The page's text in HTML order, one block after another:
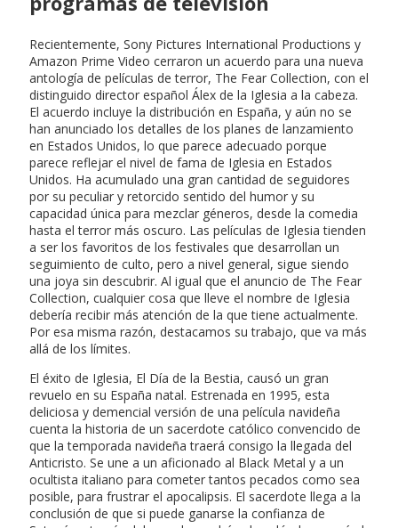
Recientemente, Sony Pictures International Productions y
Amazon Prime Video cerraron un acuerdo para una nueva
antología de películas de terror, The Fear Collection, con el
distinguido director español Álex de la Iglesia a la cabeza.
El acuerdo incluye la distribución en España, y aún no se
han anunciado los detalles de los planes de lanzamiento
en Estados Unidos, lo que parece adecuado porque
parece reflejar el nivel de fama de Iglesia en Estados
Unidos. Ha acumulado una gran cantidad de seguidores
por su peculiar y retorcido sentido del humor y su
capacidad única para mezclar géneros, desde la comedia
hasta el terror más oscuro. Las películas de Iglesia tienden
a ser los favoritos de los festivales que desarrollan un
seguimiento de culto, pero a nivel general, sigue siendo
una joya sin descubrir. Al igual que el anuncio de The Fear
Collection, cualquier cosa que lleve el nombre de Iglesia
debería recibir más atención de la que tiene actualmente.
Por esa misma razón, destacamos su trabajo, que va más
allá de los límites.
El éxito de Iglesia, El Día de la Bestia, causó un gran
revuelo en su España natal. Estrenada en 1995, esta
deliciosa y demencial versión de una película navideña
cuenta la historia de un sacerdote católico convencido de
que la temporada navideña traerá consigo la llegada del
Anticristo. Se une a un aficionado al Black Metal y a un
ocultista italiano para cometer tantos pecados como sea
posible, para frustrar el apocalipsis. El sacerdote llega a la
conclusión de que si puede ganarse la confianza de